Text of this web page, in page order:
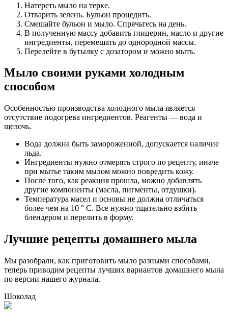
Натереть мыло на терке.
Отварить зелень. Бульон процедить.
Смешайте бульон и мыло. Спрячьтесь на день.
В полученную массу добавить глицерин, масло и другие
ингредиенты, перемешать до однородной массы.
Перелейте в бутылку с дозатором и можно мыть.
Мыло своими руками холодным
способом
Особенностью производства холодного мыла является
отсутствие подогрева ингредиентов. Реагенты — вода и
щелочь.
Вода должна быть замороженной, допускается наличие
льда.
Ингредиенты нужно отмерять строго по рецепту, иначе
при мытье таким мылом можно повредить кожу.
После того, как реакция прошла, можно добавлять
другие компоненты (масла, пигменты, отдушки).
Температура масел и основы не должна отличаться
более чем на 10 ° C. Все нужно тщательно взбить
блендером и перелить в форму.
Лучшие рецепты домашнего мыла
Мы разобрали, как приготовить мыло разными способами,
теперь приводим рецепты лучших вариантов домашнего мыла
по версии нашего журнала.
Шоколад